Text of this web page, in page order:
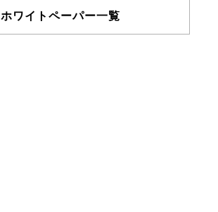
ホワイトペーパー一覧